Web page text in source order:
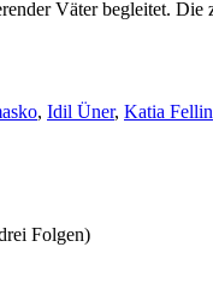
Väter begleitet.
, Idil Üner, Katia Fellin
Folgen)